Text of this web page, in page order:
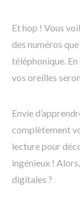
Et hop ! Vous
des numéros
téléphonique.
vos oreilles
Envie
complètement
lecture pour
ingénieux !
digitales ?